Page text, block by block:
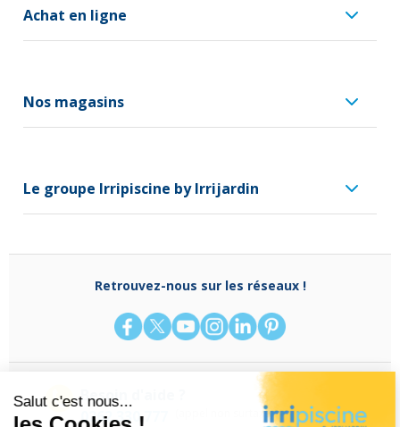
Achat en ligne
Nos magasins
Le groupe Irripiscine by Irrijardin
Retrouvez-nous sur les réseaux !
Besoin d'aide ?
0262 330 777
(appel non surtaxé)